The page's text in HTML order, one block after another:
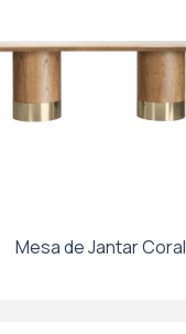
Mesa de Jantar Coral